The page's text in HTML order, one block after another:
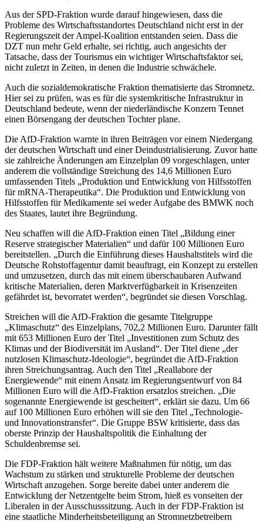
Aus der SPD-Fraktion wurde darauf hingewiesen, dass die
Probleme des Wirtschaftsstandortes Deutschland nicht erst in der
Regierungszeit der Ampel-Koalition entstanden seien. Dass die
DZT nun mehr Geld erhalte, sei richtig, auch angesichts der
Tatsache, dass der Tourismus ein wichtiger Wirtschaftsfaktor sei,
nicht zuletzt in Zeiten, in denen die Industrie schwächele.
Auch die sozialdemokratische Fraktion thematisierte das Stromnetz.
Hier sei zu prüfen, was es für die systemkritische Infrastruktur in
Deutschland bedeute, wenn der niederländische Konzern Tennet
einen Börsengang der deutschen Tochter plane.
Die AfD-Fraktion warnte in ihren Beiträgen vor einem Niedergang
der deutschen Wirtschaft und einer Deindustrialisierung. Zuvor hatte
sie zahlreiche Änderungen am Einzelplan 09 vorgeschlagen, unter
anderem die vollständige Streichung des 14,6 Millionen Euro
umfassenden Titels „Produktion und Entwicklung von Hilfsstoffen
für mRNA-Therapeutika“. Die Produktion und Entwicklung von
Hilfsstoffen für Medikamente sei weder Aufgabe des BMWK noch
des Staates, lautet ihre Begründung.
Neu schaffen will die AfD-Fraktion einen Titel „Bildung einer
Reserve strategischer Materialien“ und dafür 100 Millionen Euro
bereitstellen. „Durch die Einführung dieses Haushaltstitels wird die
Deutsche Rohstoffagentur damit beauftragt, ein Konzept zu erstellen
und umzusetzen, durch das mit einem überschaubaren Aufwand
kritische Materialien, deren Marktverfügbarkeit in Krisenzeiten
gefährdet ist, bevorratet werden“, begründet sie diesen Vorschlag.
Streichen will die AfD-Fraktion die gesamte Titelgruppe
„Klimaschutz“ des Einzelplans, 702,2 Millionen Euro. Darunter fällt
mit 653 Millionen Euro der Titel „Investitionen zum Schutz des
Klimas und der Biodiversität im Ausland“. Der Titel diene „der
nutzlosen Klimaschutz-Ideologie“, begründet die AfD-Fraktion
ihren Streichungsantrag. Auch den Titel „Reallabore der
Energiewende“ mit einem Ansatz im Regierungsentwurf von 84
Millionen Euro will die AfD-Fraktion ersatzlos streichen. „Die
sogenannte Energiewende ist gescheitert“, erklärt sie dazu. Um 66
auf 100 Millionen Euro erhöhen will sie den Titel „Technologie-
und Innovationstransfer“. Die Gruppe BSW kritisierte, dass das
oberste Prinzip der Haushaltspolitik die Einhaltung der
Schuldenbremse sei.
Die FDP-Fraktion hält weitere Maßnahmen für nötig, um das
Wachstum zu stärken und strukturelle Probleme der deutschen
Wirtschaft anzugehen. Sorge bereite dabei unter anderem die
Entwicklung der Netzentgelte beim Strom, hieß es vonseiten der
Liberalen in der Ausschusssitzung. Auch in der FDP-Fraktion ist
eine staatliche Minderheitsbeteiligung an Stromnetzbetreibern